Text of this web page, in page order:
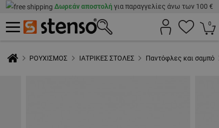
Δωρεάν αποστολή για παραγγελίες άνω των 100 €
0
ΡΟΥΧΙΣΜΟΣ ΙΑΤΡΙΚΕΣ ΣΤΟΛΕΣ Παντόφλες και σαμπό